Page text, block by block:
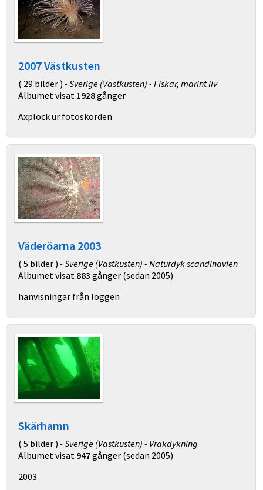
2007 Västkusten
( 29 bilder ) - Sverige (Västkusten) - Fiskar, marint liv
Albumet visat 1928gånger
Axplock ur fotoskörden
Väderöarna 2003
( 5 bilder ) - Sverige (Västkusten) - Naturdyk scandinavien
Albumet visat 883 gånger (sedan 2005)
hänvisningar från loggen
Skärhamn
( 5 bilder ) - Sverige (Västkusten) - Vrakdykning
Albumet visat 947gånger (sedan 2005)
2003